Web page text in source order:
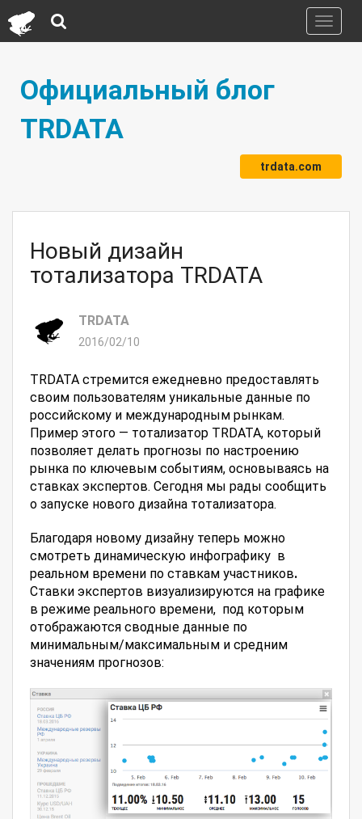
Toggle
Официальный блог
TRDATA
trdata.com
Новый дизайн
тотализатора TRDATA
TRDATA
2016/02/10
TRDATA стремится ежедневно предоставлять
своим пользователям уникальные данные по
российскому и международным рынкам.
Пример этого — тотализатор TRDATA, который
позволяет делать прогнозы по настроению
рынка по ключевым событиям, основываясь на
ставках экспертов. Сегодня мы рады сообщить
о запуске нового дизайна тотализатора.
Благодаря новому дизайну теперь можно
смотреть динамическую инфографику в
реальном времени по ставкам участников.
Ставки экспертов визуализируются на графике
в режиме реального времени, под которым
отображаются сводные данные по
минимальным/максимальным и средним
значениям прогнозов: